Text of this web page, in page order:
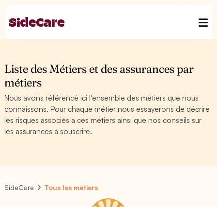
Liste des Métiers et des assurances par
métiers
Nous avons référencé ici l'ensemble des métiers que nous
connaissons. Pour chaque métier nous essayerons de décrire
les risques associés à ces métiers ainsi que nos conseils sur
les assurances à souscrire.
SideCare Tous les métiers